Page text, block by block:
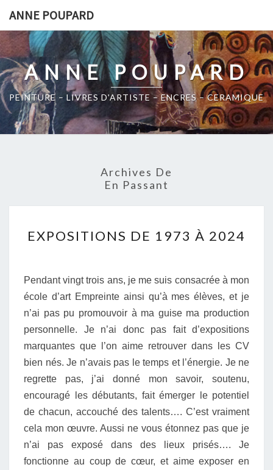
content
ANNE POUPARD
ANNE POUPARD
PEINTURE – LIVRES D'ARTISTE – ENCRES – CERAMIQUE
Archives De
En Passant
DE
EXPOSITIONS DE 1973 À 2024
Pendant vingt trois ans, je me suis consacrée à mon
école d’art Empreinte ainsi qu’à mes élèves, et je
n’ai pas pu promouvoir à ma guise ma production
personnelle. Je n’ai donc pas fait d’expositions
marquantes que l’on aime retrouver dans les CV
bien nés. Je n’avais pas le temps et l’énergie. Je ne
regrette pas, j’ai donné mon savoir, soutenu,
encouragé les débutants, fait émerger le potentiel
de chacun, accouché des talents…. C’est vraiment
cela mon œuvre. Aussi ne vous étonnez pas que je
n’ai pas exposé dans des lieux prisés…. Je
fonctionne au coup de cœur, et aime exposer en